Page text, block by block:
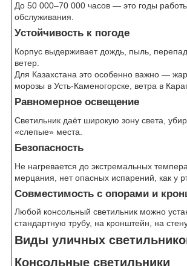
До 50 000–70 000 часов — это годы
обслуживания.
Устойчивость к погоде
Корпус выдерживает дождь, пыль,
ветер.
Для Казахстана это особенно важно —
морозы в Усть-Каменогорске, ветра в
Равномерное освещение
Светильник даёт широкую зону света,
«слепые» места.
Безопасность
Не нагревается до экстремальных
мерцания, нет опасных испарений, как у
Совместимость с опорами и
Любой консольный светильник можно
стандартную трубу, на кронштейн, на
Виды уличных
Консольные светильники